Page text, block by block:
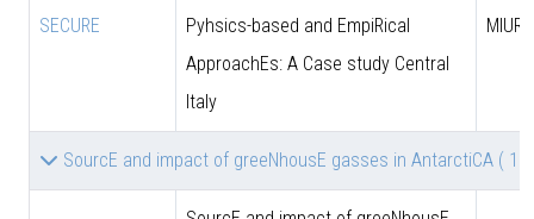
SECURE
Pyhsics-based and EmpiRical
ApproachEs: A Case study Central
Italy
MIUR
SourcE and impact of greeNhousE gasses in AntarctiCA ( 1 )